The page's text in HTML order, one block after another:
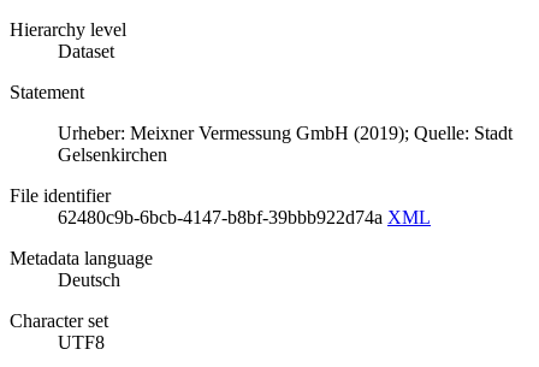
Hierarchy level
Dataset
Statement
Urheber: Meixner Vermessung GmbH (2019); Quelle: Stadt
Gelsenkirchen
File identifier
62480c9b-6bcb-4147-b8bf-39bbb922d74a XML
Metadata language
Deutsch
Character set
UTF8